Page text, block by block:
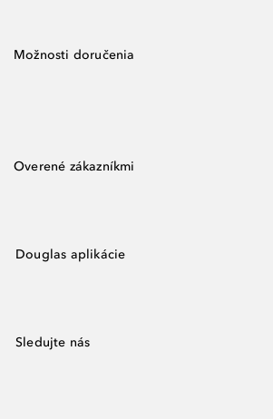
Možnosti doručenia
Overené zákazníkmi
Douglas aplikácie
Sledujte nás